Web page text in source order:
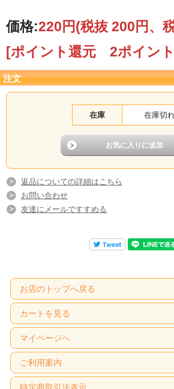
価格:220円(税抜 200円、
[ポイント還元 2ポイン
注文
在庫 在庫切
返品についての詳細はこちら
お問い合わせ
友達にメールですすめる
お店のトップへ戻る
カートを見る
マイページへ
ご利用案内